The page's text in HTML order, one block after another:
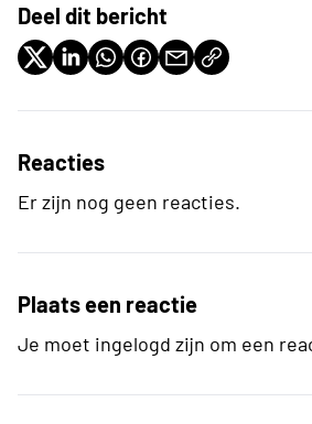
Deel dit bericht
Reacties
Er zijn nog geen reacties.
Plaats een reactie
Je moet ingelogd zijn om een